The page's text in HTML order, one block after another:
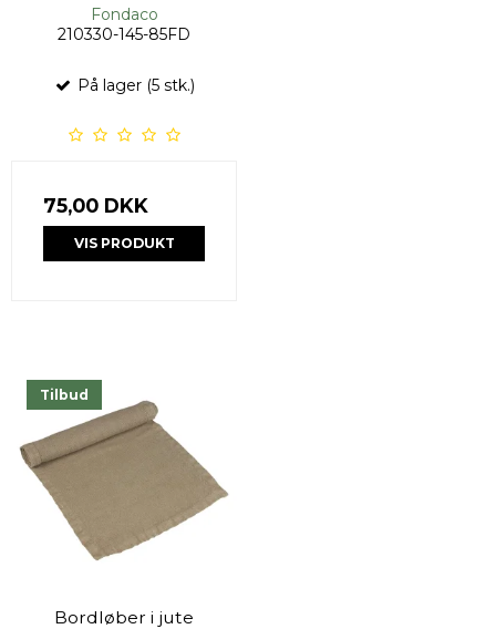
Fondaco
210330-145-85FD
På lager (5 stk.)
75,00 DKK
VIS PRODUKT
Tilbud
Bordløber i jute